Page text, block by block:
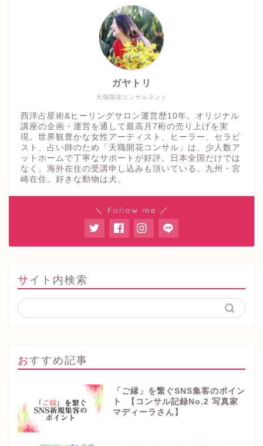
天職開花コンサルタント
ガヤトリ
西洋占星術&ヒーリングサロン運営歴10年。オリジナル
講座の企画・運営を通して最高月7桁の売り上げを実
現。世界観豊かな女性アーティスト、ヒーラー、セラピ
スト、占い師のため「天職開花コンサル」は、少人数ア
ットホームで丁寧なサポートが好評。日本全国だけでは
なく、海外在住の受講申し込みも頂いている。九州・宮
崎在住。好きな動物は犬。
＼ Follow me ／
サイト内検索
おすすめ記事
「ご縁」を繋ぐSNS集客のポイン
ト 【コンサル記録No.2 写真家
マディーラさん】